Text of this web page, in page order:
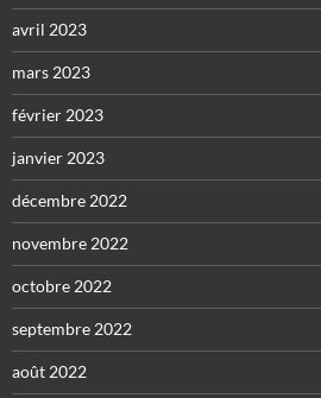
avril 2023
mars 2023
février 2023
janvier 2023
décembre 2022
novembre 2022
octobre 2022
septembre 2022
août 2022